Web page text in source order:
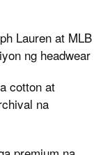
Lauren at MLB
ng headwear
cotton at
na